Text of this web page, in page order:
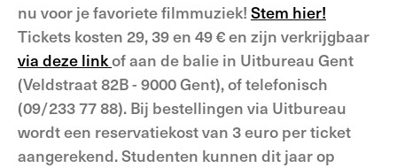
nu voor je favoriete filmmuziek! Stem hier!
Tickets kosten 29, 39 en 49 € en zijn verkrijgbaar
via deze linkof aan de balie in Uitbureau Gent
(Veldstraat 82B - 9000 Gent), of telefonisch
(09/233 77 88). Bij bestellingen via Uitbureau
wordt een reservatiekost van 3 euro per ticket
aangerekend. Studenten kunnen dit jaar op